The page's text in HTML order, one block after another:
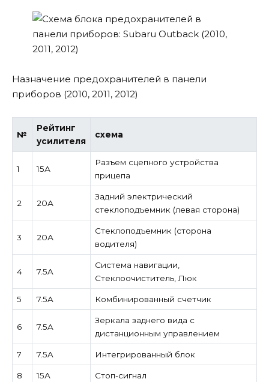
Назначение предохранителей в панели
приборов (2010, 2011, 2012)
№
Рейтинг
усилителя
схема
1 15А
Разъем сцепного устройства
прицепа
2 20А
Задний электрический
стеклоподъемник (левая сторона)
3 20А
Стеклоподъемник (сторона
водителя)
4 7.5A
Система навигации,
Стеклоочиститель, Люк
5 7.5A Комбинированный счетчик
6 7.5A
Зеркала заднего вида с
дистанционным управлением
7 7.5A Интегрированный блок
8 15А Стоп-сигнал